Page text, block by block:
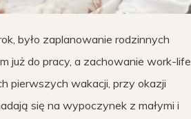
było zaplanowanie rodzinnych
już do pracy, a zachowanie work-life
pierwszych wakacji, przy okazji
się na wypoczynek z małymi i